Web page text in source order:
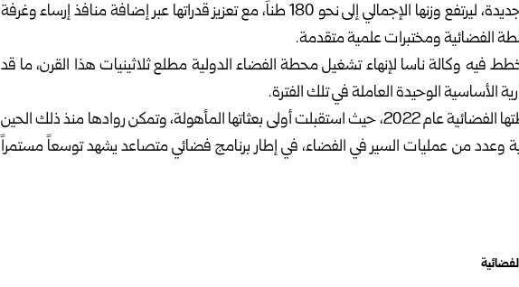
ستشهد إضافة ثلاث وحدات جديدة، ليرتفع وزنها الإجمالي إلى نحو 180 طناً، مع تعزيز قدراتها عبر إضافة منافذ إرساء وغرفة
ومختبرات علمية متقدمة.
فيه وكالة ناسا لإنهاء تشغيل محطة الفضاء الدولية مطلع ثلاثينيات هذا القرن، ما قد
الأساسية الوحيدة العاملة في تلك الفترة.
وكانت الصين قد أطلقت محطتها الفضائية عام 2022، حيث استقبلت أولى بعثاتها المأهولة، وتمكن روادها منذ ذلك الحين
وعدد من عمليات السير في الفضاء، في إطار برنامج فضائي متصاعد يشهد توسعاً مستمراً